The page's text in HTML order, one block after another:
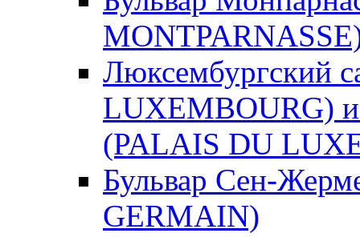
Люксембургский
LUXEMBOURG)
(PALAIS DU
Бульвар Сен-
GERMAIN)